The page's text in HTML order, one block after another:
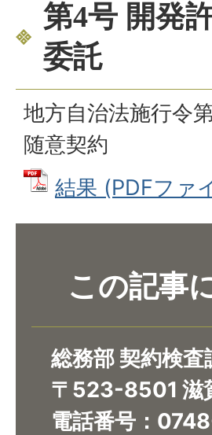
第4号 開発
委託
地方自治法施行令
随意契約
結果 (PDFファ
この記事
総務部 契約検査
〒523-8501 滋
電話番号：